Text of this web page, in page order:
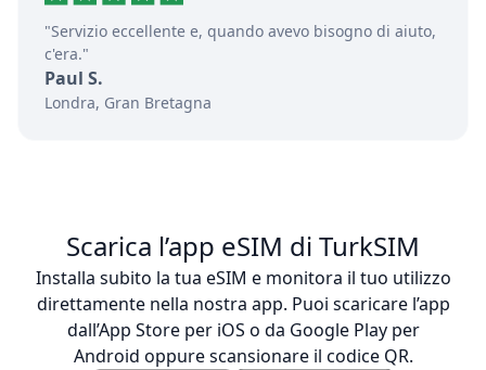
"Servizio eccellente e, quando avevo bisogno di aiuto,
c'era."
Paul S.
Londra, Gran Bretagna
Scarica l’app eSIM di TurkSIM
Installa subito la tua eSIM e monitora il tuo utilizzo
direttamente nella nostra app. Puoi scaricare l’app
dall’App Store per iOS o da Google Play per
Android oppure scansionare il codice QR.